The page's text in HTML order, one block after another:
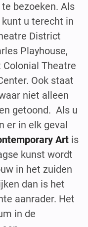
bezoeken. Als
u terecht in
District
Playhouse,
Colonial Theatre
Ook staat
niet alleen
getoond. Als u
er in elk geval
Art is
kunst wordt
in het zuiden
dan is het
aanrader. Het
in de